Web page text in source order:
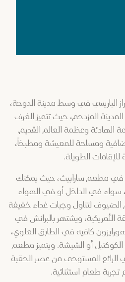
الباريسي في وسط مدينة الدوحة،
المزدحم، حيث تتميز الغرف
الهادئة وعظمة العالم القديم.
ومساحة للمعيشة ومطبخاً،
للإقامات الطويلة.
في مطعم سارابيث، حيث يمكنك
سواء في الداخل أو في الهواء
لتناول وجبات غداء خفيفة
الأمريكية، ويشتهر بالبرانش في
كافيه في الطابق العلوي،
الكوكتيل أو الشيشة. ويتميز مطعم
الرائع المستوحى من عصر الحقبة
تجربة طعام استثنائية.